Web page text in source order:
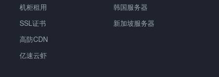
机柜租用
SSL证书
高防CDN
亿速云虾
韩国服务器
新加坡服务器